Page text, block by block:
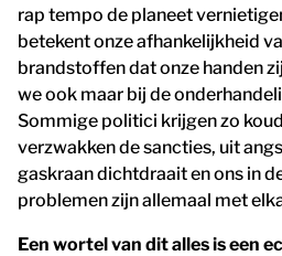
rap tempo de planeet
betekent onze afhankelijkheid
brandstoffen dat onze handen
we ook maar bij de
Sommige politici krijgen zo
verzwakken de sancties, uit
gaskraan dichtdraait en ons in
problemen zijn allemaal met
Een wortel van dit alles is een